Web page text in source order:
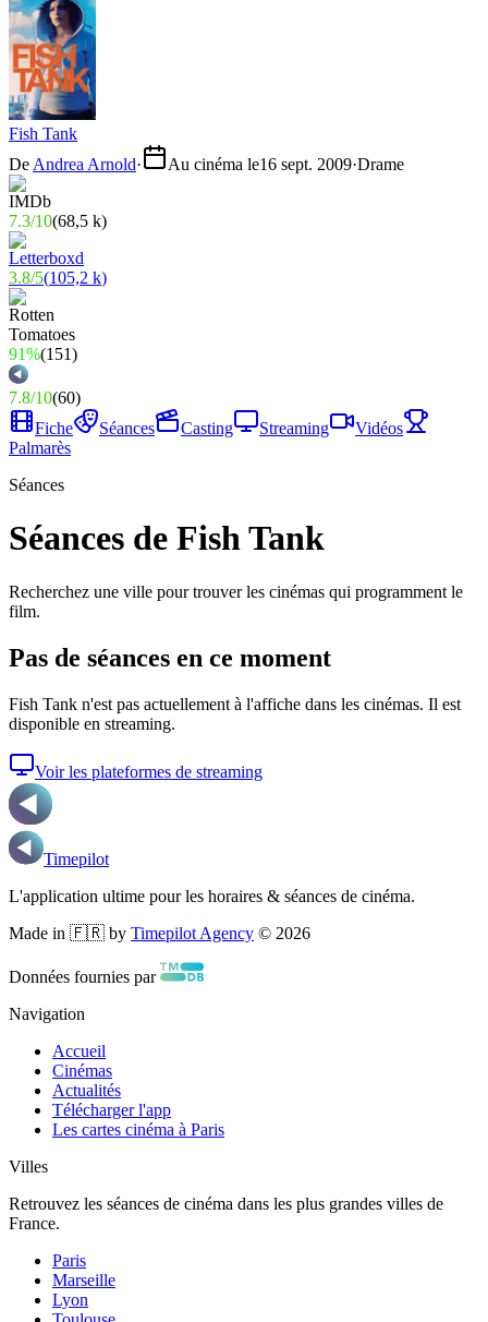
Fish Tank
De Andrea Arnold· Au cinéma le16 sept. 2009·Drame
7.3/10(68,5 k)
3.8/5(105,2 k)
91%(151)
7.8/10(60)
Fiche
Séances Casting Streaming
Vidéos
Palmarès
Séances
Séances de Fish Tank
Recherchez une ville pour trouver les cinémas qui programment le
film.
Pas de séances en ce moment
Fish Tank n'est pas actuellement à l'affiche dans les cinémas. Il est
disponible en streaming.
Voir les plateformes de streaming
Timepilot
L'application ultime pour les horaires & séances de cinéma.
Made in 🇫🇷 by Timepilot Agency © 2026
Données fournies par
Navigation
Accueil
Cinémas
Actualités
Télécharger l'app
Les cartes cinéma à Paris
Villes
Retrouvez les séances de cinéma dans les plus grandes villes de
France.
Paris
Marseille
Lyon